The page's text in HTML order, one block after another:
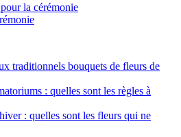
la cérémonie
traditionnels bouquets de fleurs de
: quelles sont les règles à
: quelles sont les fleurs qui ne